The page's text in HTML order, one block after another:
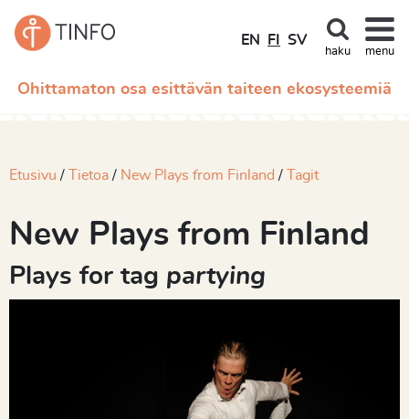
Ohittamaton osa esittävän taiteen ekosysteemiä
EN FI SV
haku menu
Etusivu Tietoa New Plays from Finland Tagit
New Plays from Finland
Plays for tag partying